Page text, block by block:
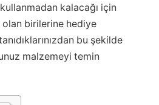
kalacağı için
olan birilerine hediye
bu şekilde
malzemeyi temin